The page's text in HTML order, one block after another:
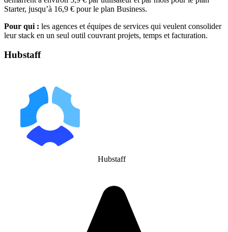
Starter, jusqu’à 16,9 € pour le plan Business.
Pour qui : les agences et équipes de services qui veulent consolider
leur stack en un seul outil couvrant projets, temps et facturation.
Hubstaff
Hubstaff